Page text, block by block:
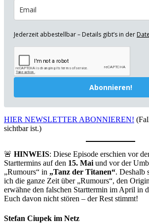
Jederzeit abbestellbar – Details gibt’s in der
Abonnieren!
HIER NEWSLETTER ABONNIEREN!
sichtbar ist.)
🚨 HINWEIS: Diese Episode erschien vor
Starttermins auf den 15. Mai und vor der
„Rumours“ in „Tanz der Titanen“. Deshalb
ich die ganze Zeit über „Rumours“, den
erwähne den falschen Starttermin im April in
Euch davon nicht stören – der Rest stimmt!
Stefan Ciupek im Netz